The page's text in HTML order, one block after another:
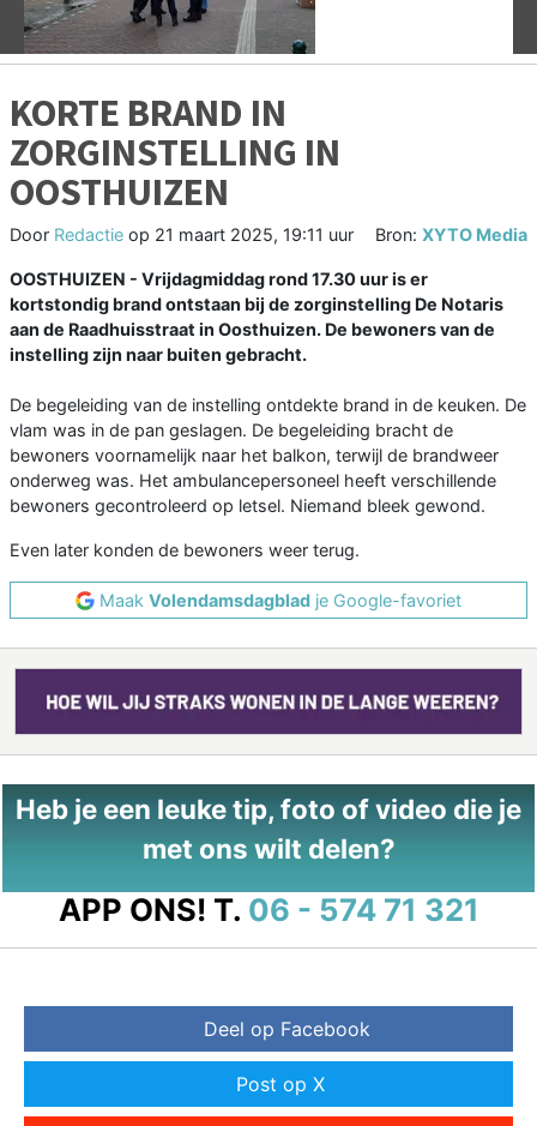
KORTE BRAND IN
ZORGINSTELLING IN
OOSTHUIZEN
Door Redactie op 21 maart 2025, 19:11 uur Bron: XYTO Media
OOSTHUIZEN - Vrijdagmiddag rond 17.30 uur is er
kortstondig brand ontstaan bij de zorginstelling De Notaris
aan de Raadhuisstraat in Oosthuizen. De bewoners van de
instelling zijn naar buiten gebracht.
De begeleiding van de instelling ontdekte brand in de keuken. De
vlam was in de pan geslagen. De begeleiding bracht de
bewoners voornamelijk naar het balkon, terwijl de brandweer
onderweg was. Het ambulancepersoneel heeft verschillende
bewoners gecontroleerd op letsel. Niemand bleek gewond.
Even later konden de bewoners weer terug.
Maak Volendamsdagblad je Google-favoriet
Heb je een leuke tip, foto of video die je
met ons wilt delen?
APP ONS! T. 06 - 574 71 321
Deel op Facebook
Post op X